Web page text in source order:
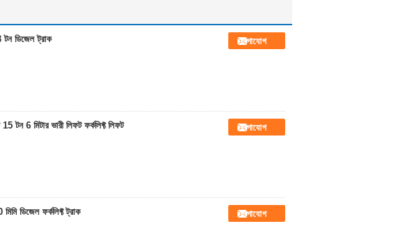
টন ডিজেল ট্রাক
যোগাযোগ
টন 6 মিটার ভারী লিফট ফর্কলিফ্ট লিফট
যোগাযোগ
ডিজেল ফর্কলিফ্ট ট্রাক
যোগাযোগ